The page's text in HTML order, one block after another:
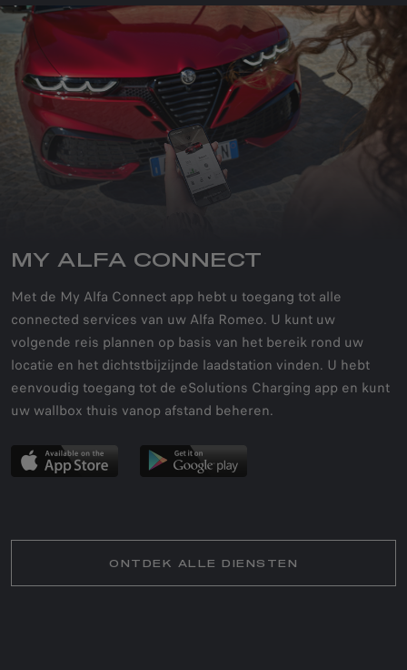
MY ALFA CONNECT
Met de My Alfa Connect app hebt u toegang tot alle
connected services van uw Alfa Romeo. U kunt uw
volgende reis plannen op basis van het bereik rond uw
locatie en het dichtstbijzijnde laadstation vinden. U hebt
eenvoudig toegang tot de eSolutions Charging app en kunt
uw wallbox thuis vanop afstand beheren.
ONTDEK ALLE DIENSTEN